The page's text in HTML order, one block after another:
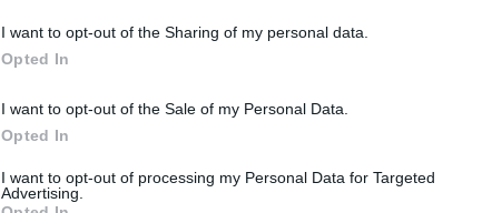
I want to opt-out of the Sharing of my personal data.
Opted In
I want to opt-out of the Sale of my Personal Data.
Opted In
I want to opt-out of processing my Personal Data for Targeted
Advertising.